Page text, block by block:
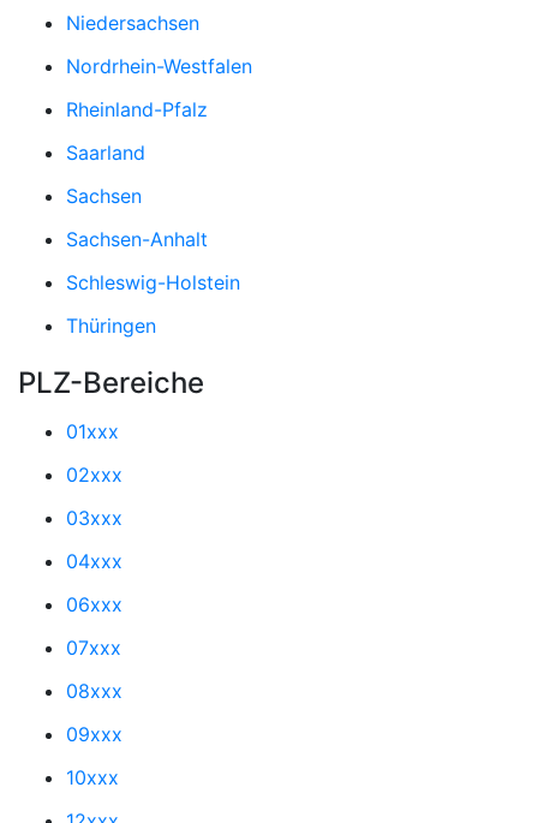
Niedersachsen
Nordrhein-Westfalen
Rheinland-Pfalz
Saarland
Sachsen
Sachsen-Anhalt
Schleswig-Holstein
Thüringen
PLZ-Bereiche
01xxx
02xxx
03xxx
04xxx
06xxx
07xxx
08xxx
09xxx
10xxx